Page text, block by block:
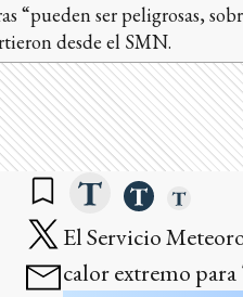
“pueden ser peligrosas,
desde el SMN.
El Servicio
calor extremo